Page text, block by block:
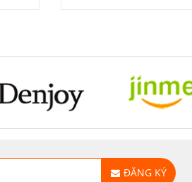
ĐĂNG KÝ